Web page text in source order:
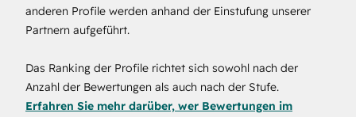
anderen Profile werden anhand der Einstufung unserer
Partnern aufgeführt.
Das Ranking der Profile richtet sich sowohl nach der
Anzahl der Bewertungen als auch nach der Stufe.
Erfahren Sie mehr darüber, wer Bewertungen im